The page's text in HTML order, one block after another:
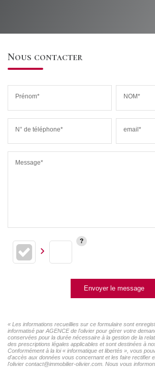
Nous contacter
Prénom* NOM*
N° de téléphone* email*
Message*
Envoyer le message
« Les informations recueillies sur ce formulaire sont
informatisé par AGENCE de l'olivier pour gérer votre
conservées pour la durée nécessaire à la gestion de la
des prescriptions légales applicables et sont destinées à
Conformément à la loi « informatique et libertés », vous
d'accès aux données vous concernant et les faire rectifier
l'olivier contact@immobilier-olivier.com. Nous vous